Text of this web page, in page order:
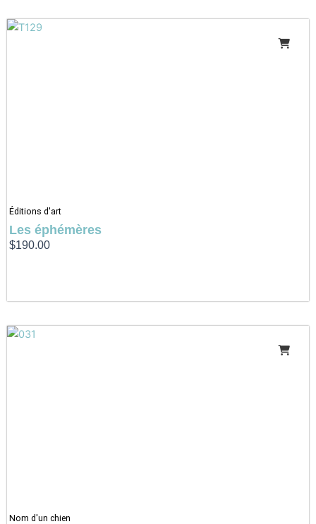
Éditions d'art
Les éphémères
$190.00
Nom d'un chien